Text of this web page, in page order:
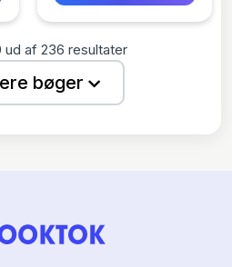
ud af 236 resultater
bøger